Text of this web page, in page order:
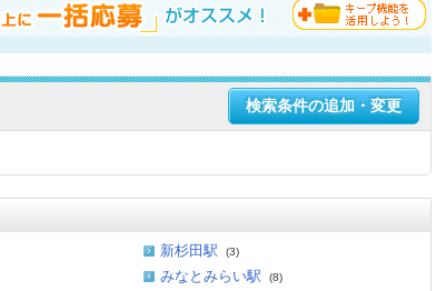
検索条件の追加・変更
新杉田駅 (3)
みなとみらい駅 (8)